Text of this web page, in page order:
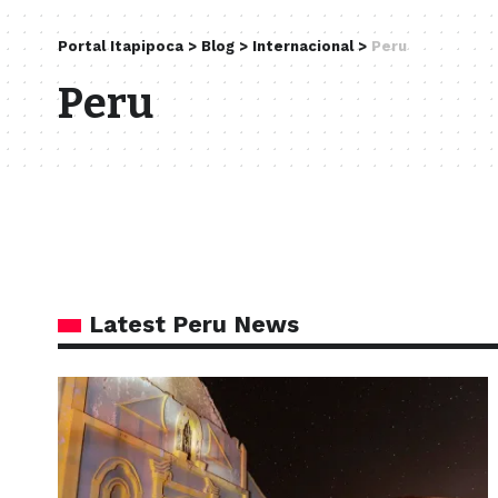
Portal Itapipoca > Blog > Internacional> Peru
Peru
Latest Peru News